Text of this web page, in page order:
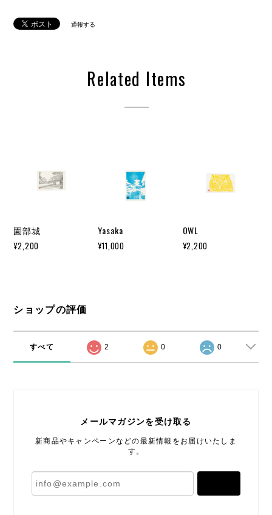
通報する
Related Items
園部城
¥2,200
Yasaka
¥11,000
OWL
¥2,200
ショップの評価
すべて 2 0 0
メールマガジンを受け取る
新商品やキャンペーンなどの最新情報をお届けいたしま
す。